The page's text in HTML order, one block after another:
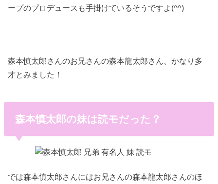
ープのプロデュースも手掛けているそうですよ(^^)
森本慎太郎さんのお兄さんの森本龍太郎さん、かなり多
才とみました！
森本慎太郎の妹は読モだった？
では森本慎太郎さんにはお兄さんの森本龍太郎さんのほ